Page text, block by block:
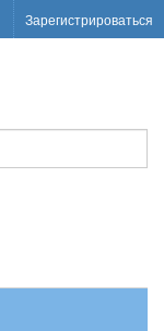
Зарегистрироваться